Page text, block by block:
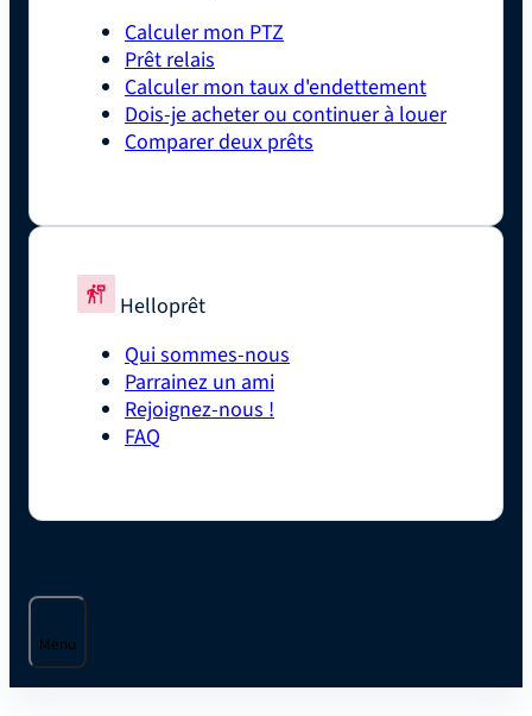
Calculer mon PTZ
Prêt relais
Calculer mon taux d'endettement
Dois-je acheter ou continuer à louer
Comparer deux prêts
Helloprêt
Qui sommes-nous
Parrainez un ami
Rejoignez-nous !
FAQ
Menu